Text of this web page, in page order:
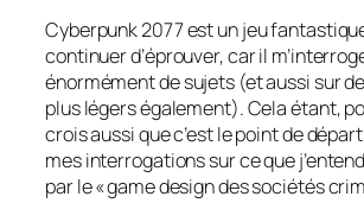
Cyberpunk 2077 est un jeu
continuer d’éprouver, car il
énormément de sujets (et aussi sur
plus légers également). Cela étant,
crois aussi que c’est le point de
mes interrogations sur ce que
par le « game design des sociétés